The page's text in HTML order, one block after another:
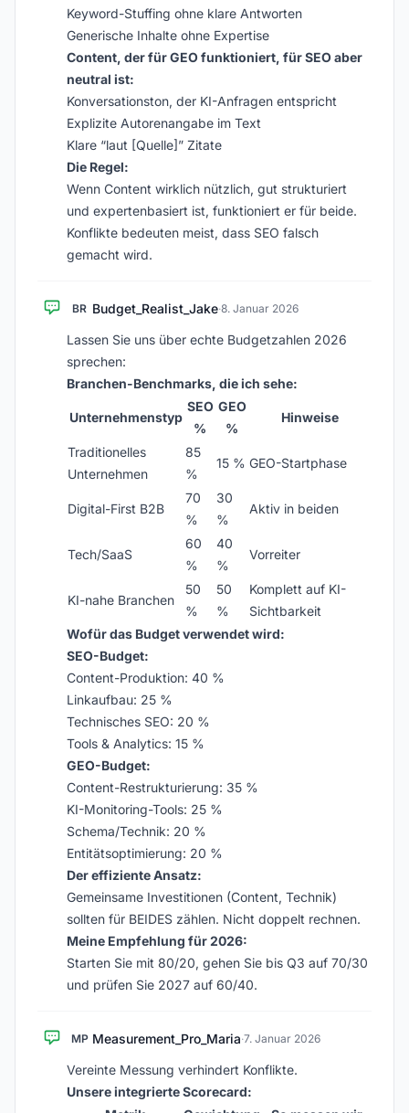
Keyword-Stuffing ohne klare Antworten
Generische Inhalte ohne Expertise
Content, der für GEO funktioniert, für SEO aber
neutral ist:
Konversationston, der KI-Anfragen entspricht
Explizite Autorenangabe im Text
Klare “laut [Quelle]” Zitate
Die Regel:
Wenn Content wirklich nützlich, gut strukturiert
und expertenbasiert ist, funktioniert er für beide.
Konflikte bedeuten meist, dass SEO falsch
gemacht wird.
BR Budget_Realist_Jake·8. Januar 2026
Lassen Sie uns über echte Budgetzahlen 2026
sprechen:
Branchen-Benchmarks, die ich sehe:
Unternehmenstyp
SEO
%
GEO
%
Hinweise
Traditionelles
Unternehmen
85
%
15 % GEO-Startphase
Digital-First B2B
70
%
30
%
Aktiv in beiden
Tech/SaaS
60
%
40
%
Vorreiter
KI-nahe Branchen
50
%
50
%
Komplett auf KI-
Sichtbarkeit
Wofür das Budget verwendet wird:
SEO-Budget:
Content-Produktion: 40 %
Linkaufbau: 25 %
Technisches SEO: 20 %
Tools & Analytics: 15 %
GEO-Budget:
Content-Restrukturierung: 35 %
KI-Monitoring-Tools: 25 %
Schema/Technik: 20 %
Entitätsoptimierung: 20 %
Der effiziente Ansatz:
Gemeinsame Investitionen (Content, Technik)
sollten für BEIDES zählen. Nicht doppelt rechnen.
Meine Empfehlung für 2026:
Starten Sie mit 80/20, gehen Sie bis Q3 auf 70/30
und prüfen Sie 2027 auf 60/40.
MP Measurement_Pro_Maria·7. Januar 2026
Vereinte Messung verhindert Konflikte.
Unsere integrierte Scorecard: